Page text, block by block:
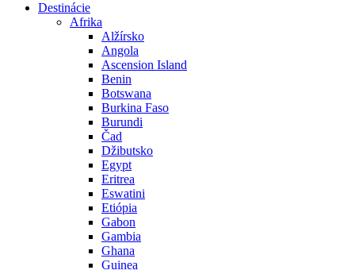
Destinácie
Afrika
Alžírsko
Angola
Ascension Island
Benin
Botswana
Burkina Faso
Burundi
Čad
Džibutsko
Egypt
Eritrea
Eswatini
Etiópia
Gabon
Gambia
Ghana
Guinea